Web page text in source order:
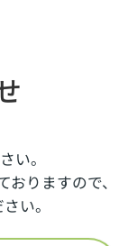
い。
りますので、
い。